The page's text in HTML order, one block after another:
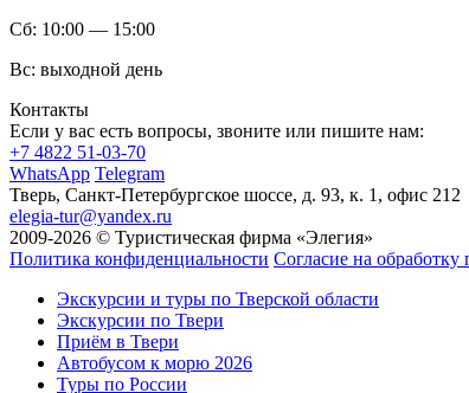
Сб: 10:00 — 15:00
Вс: выходной день
Контакты
Если у вас есть вопросы, звоните или пишите нам:
+7 4822 51-03-70
WhatsApp Telegram
Тверь, Санкт-Петербургское шоссе, д. 93, к. 1, офис 212
elegia-tur@yandex.ru
2009-2026 © Туристическая фирма «Элегия»
Политика конфиденциальности Согласие на
Экскурсии и туры по Тверской области
Экскурсии по Твери
Приём в Твери
Автобусом к морю 2026
Туры по России